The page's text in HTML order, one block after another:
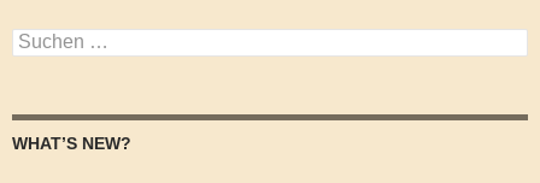
Suchen
nach:
WHAT’S NEW?